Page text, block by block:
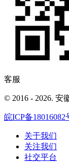
客服
© 2016 - 2026. 安
皖ICP备18016082
关于我们
关注我们
社交平台